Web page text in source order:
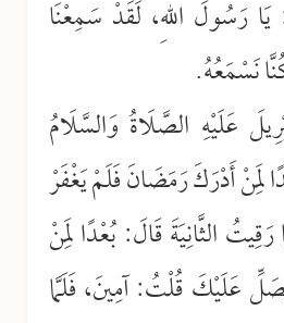
يَا رَسُولَ اللهِ، لَقَدْ سَمِعْنَا
نَسْمَعُهُ.
عَلَيْهِ الصَّلَاةُ وَالسَّلَامُ
أَدْرَكَ رَمَضَانَ فَلَمْ يَغْفَرْ
الثَّانِيَةَ قَالَ: بُعْدًا لِمَنْ
عَلَيْكَ قُلْتُ: آمِينَ، فَلَمَّا